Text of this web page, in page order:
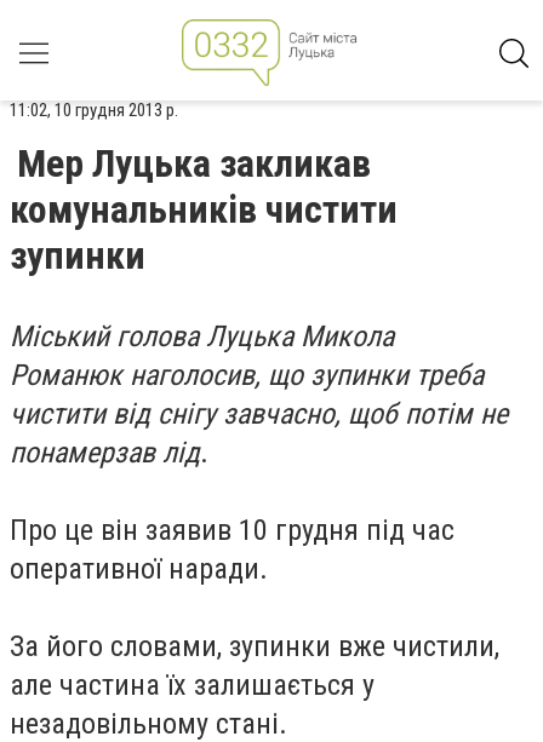
11:02, 10 грудня 2013 р.
Мер Луцька закликав
комунальників чистити
зупинки
Міський голова Луцька Микола
Романюк наголосив, що зупинки треба
чистити від снігу завчасно, щоб потім не
понамерзав лід.
Про це він заявив 10 грудня під час
оперативної наради.
За його словами, зупинки вже чистили,
але частина їх залишається у
незадовільному стані.